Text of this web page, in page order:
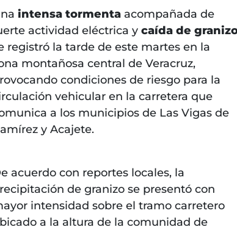
intensa tormentaacompañada de
actividad eléctrica y caída de
registró la tarde de este martes en la
montañosa central de Veracruz,
condiciones de riesgo para la
vehicular en la carretera que
a los municipios de Las Vigas de
y Acajete.
acuerdo con reportes locales, la
de granizo se presentó con
intensidad sobre el tramo carretero
a la altura de la comunidad de